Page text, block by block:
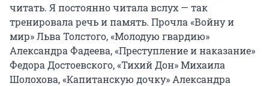
читать. Я постоянно читала вслух — так
тренировала речь и память. Прочла «Войну и
мир» Льва Толстого, «Молодую гвардию»
Александра Фадеева, «Преступление и наказание»
Федора Достоевского, «Тихий Дон» Михаила
Шолохова, «Капитанскую дочку» Александра